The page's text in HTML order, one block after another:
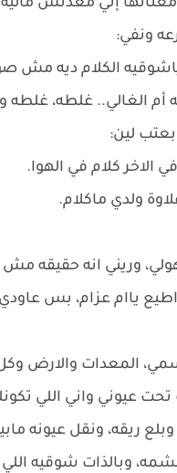
إني معدتش ماليه
ونفي:
الكلام ديه مش
أم الغالي.. غلطه،
لين:
الاخر كلام في الهوا.
ولدي ماكلام.
وريني انه حقيقه مش
اطيع ياام عزام، بس
المعدات والارض
عيوني واني اللي
ريقه، ونقل عيونه
وبالذات شوقيه